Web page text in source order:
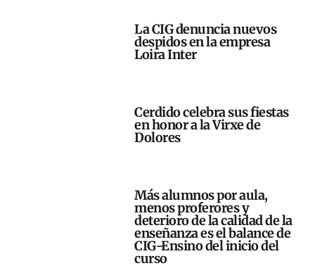
La CIG denuncia nuevos
despidos en la empresa
Loira Inter
Cerdido celebra sus fiestas
en honor a la Virxe de
Dolores
Más alumnos por aula,
menos proferores y
deterioro de la calidad de la
enseñanza es el balance de
CIG-Ensino del inicio del
curso